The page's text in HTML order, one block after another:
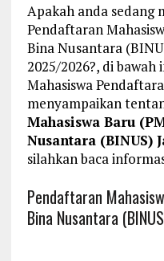
Apakah anda sedang
Pendaftaran
Bina Nusantara
2025/2026?, di
Mahasiswa
menyampaikan
Mahasiswa Baru
Nusantara (BINUS)
silahkan baca
Pendaftaran
Bina Nusantara